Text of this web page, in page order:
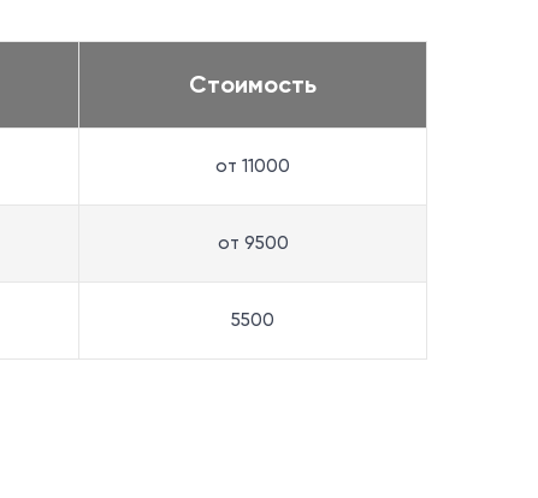
Стоимость
от 11000
от 9500
5500